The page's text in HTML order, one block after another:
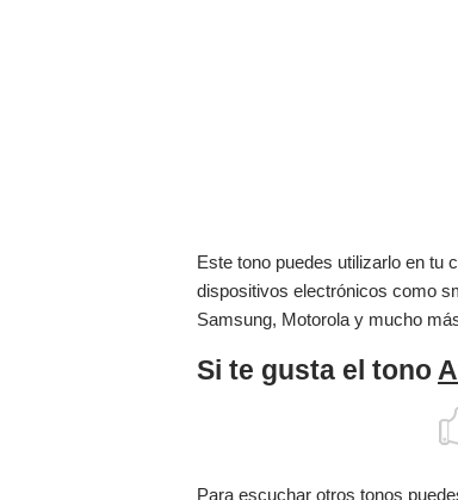
Este tono puedes utilizarlo en tu
dispositivos electrónicos como
Samsung, Motorola y mucho
Si te gusta el tono
Para escuchar otros tonos